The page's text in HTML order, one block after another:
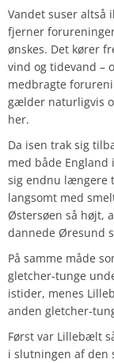
Vandet suser altså
fjerner
ønskes. Det kører
vind og tidevand –
medbragte
gælder naturligvis
her.
Da isen trak sig
med både England
sig endnu længere
langsomt med
Østersøen så højt,
dannede Øresund
På samme måde
gletcher-tunge
istider, menes
anden gletcher-
Først var Lillebælt
i slutningen af den